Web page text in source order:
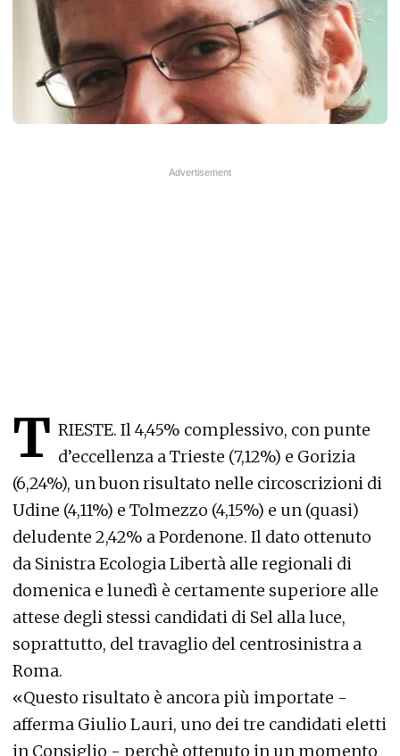
T RIESTE. Il 4,45% complessivo, con punte
d’eccellenza a Trieste (7,12%) e Gorizia
(6,24%), un buon risultato nelle circoscrizioni di
Udine (4,11%) e Tolmezzo (4,15%) e un (quasi)
deludente 2,42% a Pordenone. Il dato ottenuto
da Sinistra Ecologia Libertà alle regionali di
domenica e lunedì è certamente superiore alle
attese degli stessi candidati di Sel alla luce,
soprattutto, del travaglio del centrosinistra a
Roma.
«Questo risultato è ancora più importate -
afferma Giulio Lauri, uno dei tre candidati eletti
in Consiglio - perchè ottenuto in un momento